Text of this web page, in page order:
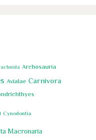
Archosauria
Avialae Carnivora
Cynodontia
Macronaria